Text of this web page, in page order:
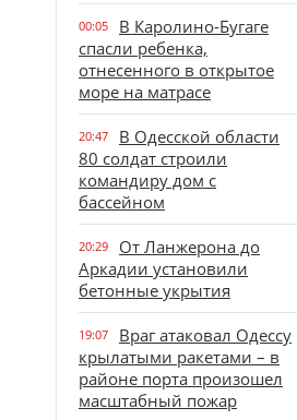
00:05
В Каролино-Бугаге
спасли ребенка,
отнесенного в открытое
море на матрасе
20:47
В Одесской области
80 солдат строили
командиру дом с
бассейном
20:29
От Ланжерона до
Аркадии установили
бетонные укрытия
19:07
Враг атаковал Одессу
крылатыми ракетами – в
районе порта произошел
масштабный пожар